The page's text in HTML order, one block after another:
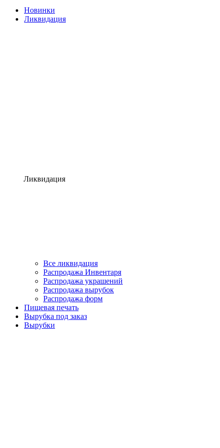
Новинки
Ликвидация
Ликвидация
Все ликвидация
Распродажа Инвентаря
Распродажа украшений
Распродажа вырубок
Распродажа форм
Пищевая печать
Вырубка под заказ
Вырубки